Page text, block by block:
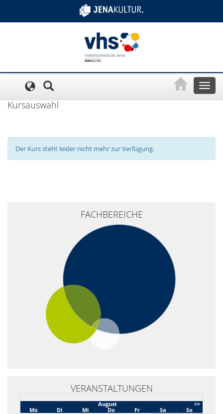
Toggle
Kursauswahl
Der Kurs steht leider nicht mehr zur Verfügung.
FACHBEREICHE
VERANSTALTUNGEN
>>
August
Mo
Di Mi Do Fr Sa
So